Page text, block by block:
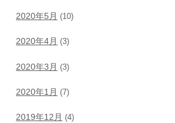
2020年5月 (10)
2020年4月 (3)
2020年3月 (3)
2020年1月 (7)
2019年12月 (4)